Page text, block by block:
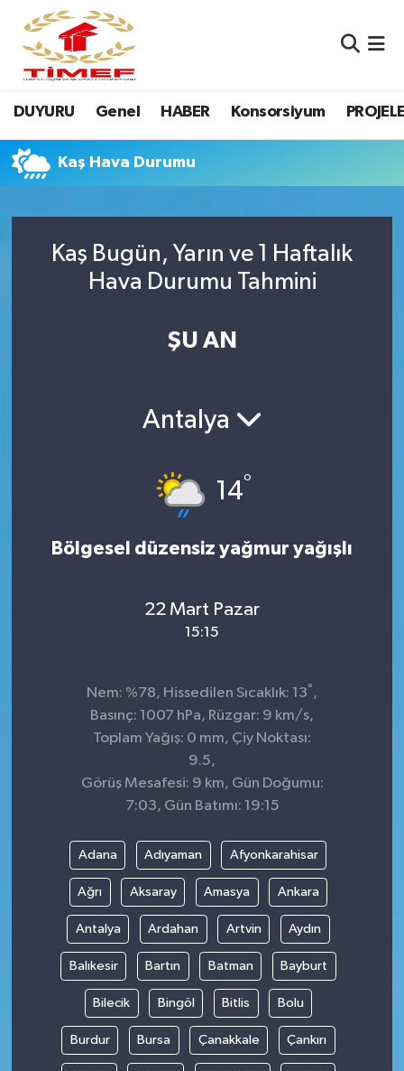
DUYURU Genel HABER Konsorsiyum
Kaş Hava Durumu
Kaş Bugün, Yarın ve 1 Haftalık
Hava Durumu Tahmini
ŞU AN
Antalya
14°
Bölgesel düzensiz yağmur yağışlı
22 Mart Pazar
15:15
Nem: %78, Hissedilen Sıcaklık: 13° ,
Basınç: 1007 hPa, Rüzgar: 9 km/s,
Toplam Yağış: 0 mm, Çiy Noktası:
9.5,
Görüş Mesafesi: 9 km, Gün Doğumu:
7:03, Gün Batımı: 19:15
Adana Adıyaman Afyonkarahisar
Ağrı Aksaray Amasya Ankara
Antalya Ardahan Artvin Aydın
Balıkesir Bartın Batman Bayburt
Bilecik Bingöl Bitlis Bolu
Burdur Bursa Çanakkale Çankırı
Anasayfa Kutu
Anasayfa Manşet
Canlı Yayın
Erasmus
Nöbetçi Eczaneler
Hava Durumu
Namaz Vakitleri
Süper Lig Puan Durumu ve Fikstür
Son Dakika Haberleri